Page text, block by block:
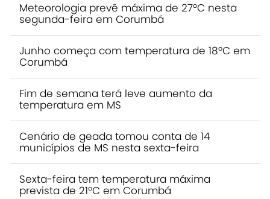
Meteorologia prevê máxima de 27ºC nesta
segunda-feira em Corumbá
Junho começa com temperatura de 18ºC em
Corumbá
Fim de semana terá leve aumento da
temperatura em MS
Cenário de geada tomou conta de 14
municípios de MS nesta sexta-feira
Sexta-feira tem temperatura máxima
prevista de 21ºC em Corumbá